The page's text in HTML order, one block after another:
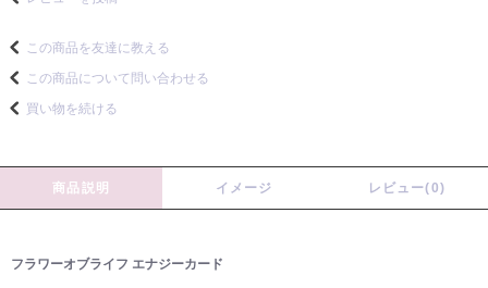
この商品を友達に教える
この商品について問い合わせる
買い物を続ける
商品説明 イメージ レビュー(0)
フラワーオブライフ エナジーカード